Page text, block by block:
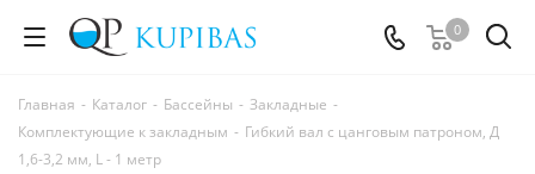
0
Главная - Каталог - Бассейны - Закладные -
Комплектующие к закладным - Гибкий вал с цанговым патроном, Д
1,6-3,2 мм, L - 1 метр